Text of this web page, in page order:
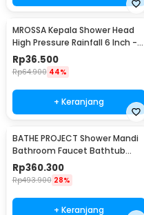
MROSSA Kepala Shower Head
High Pressure Rainfall 6 Inch -
30LYH
Rp36.500
Rp64.900 44%
+ Keranjang
BATHE PROJECT Shower Mandi
Bathroom Faucet Bathtub
Mixer 3 Way - B002
Rp360.300
Rp493.900 28%
+ Keranjang